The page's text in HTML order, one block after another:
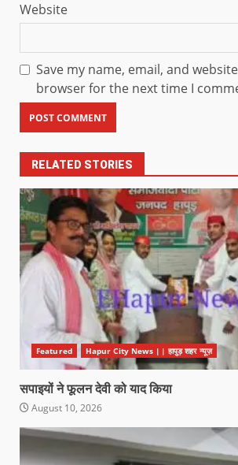
Website
Save my name, email, and
browser for the next time I
RELATED STORIES
Featured Hapur City News || हापुड़ शहर न्यूज़
सपाइयों ने फूलन देवी को याद किया
August 10, 2026